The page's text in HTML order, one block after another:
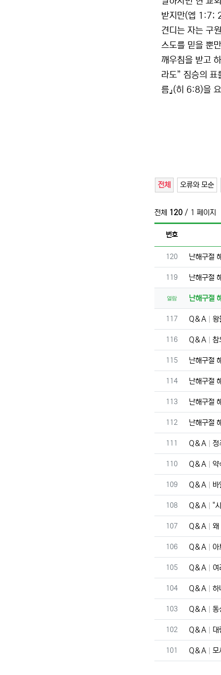
받지만(엡 1:7;
견디는 자는 구
스도를 믿을 뿐
깨우침을 받고
라도” 짐승의 표
름』(히 6:8)을
전체 오류와 모순
전체 120 / 1 페이지
번호
번호
120 난해구절
번호
119 난해구절
열람 난해구절
번호
117 Q＆A 왕
번호
116 Q＆A 참
번호
115 난해구절
번호
114 난해구절
번호
113 난해구절
번호
112 난해구절
번호
111 Q＆A 정
번호
110 Q＆A 약
번호
109 Q＆A 바
번호
108 Q＆A "
번호
107 Q＆A 왜
번호
106 Q＆A 아
번호
105 Q＆A 여
번호
104 Q＆A 하
번호
103 Q＆A 동
번호
102 Q＆A 대
번호
101 Q＆A 모